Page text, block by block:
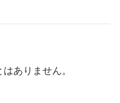
ありません。